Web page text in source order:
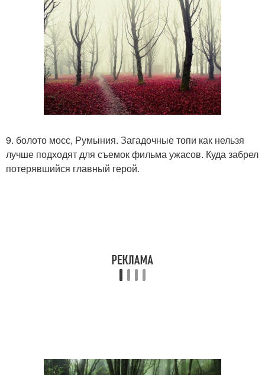
9. болото мосс, Румыния. Загадочные топи как нельзя
лучше подходят для съемок фильма ужасов. Куда забрел
потерявшийся главный герой.